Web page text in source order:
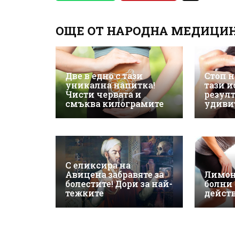
ОЩЕ ОТ НАРОДНА
Две в едно с тази
уникална напитка!
Чисти червата и
смъква килограмите
Стоп
тази
С еликсира на
Авицена забравяте за
болестите! Дори за най-
тежките
болни